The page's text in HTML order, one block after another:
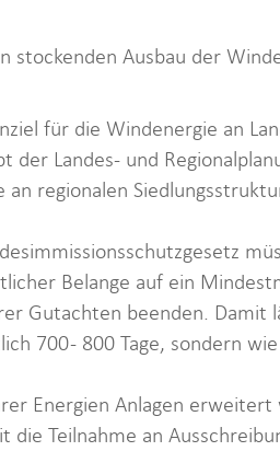
stockenden Ausbau der
für die Windenergie an
der Landes- und
regionalen
Belange auf ein
Gutachten beenden. Damit
700 - 800 Tage, sondern
Energien Anlagen
Teilnahme an